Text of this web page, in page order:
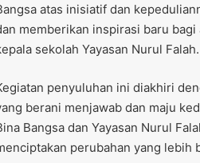
atas inisiatif dan
memberikan inspirasi baru bagi
sekolah Yayasan Nurul Falah.
penyuluhan ini diakhiri
berani menjawab dan maju
Bangsa dan Yayasan Nurul
perubahan yang lebih